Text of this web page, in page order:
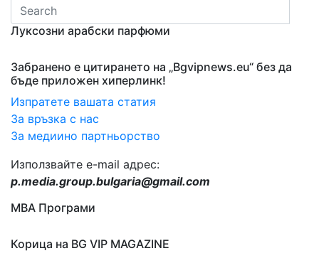
Луксозни арабски парфюми
Забранено е цитирането на „Bgvipnews.eu“ без да
бъде приложен хиперлинк!
Изпратете вашата статия
За връзка с нас
За медиино партньорство
Използвайте e-mail адрес:
p.media.group.bulgaria@gmail.com
МВА Програми
Корица на BG VIP MAGAZINE